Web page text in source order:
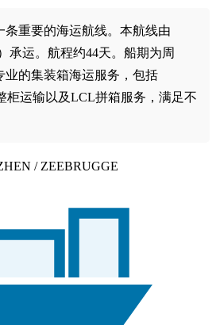
条重要的海运航线。本航线由
承运。航程约44天。船期为周
业的集装箱海运服务，包括
柜运输以及LCL拼箱服务，满足不
/ ZEEBRUGGE